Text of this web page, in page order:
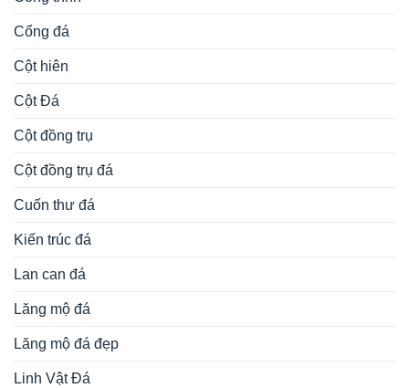
Cổng đá
Cột hiên
Cột Đá
Cột đồng trụ
Cột đồng trụ đá
Cuốn thư đá
Kiến trúc đá
Lan can đá
Lăng mộ đá
Lăng mộ đá đẹp
Linh Vật Đá